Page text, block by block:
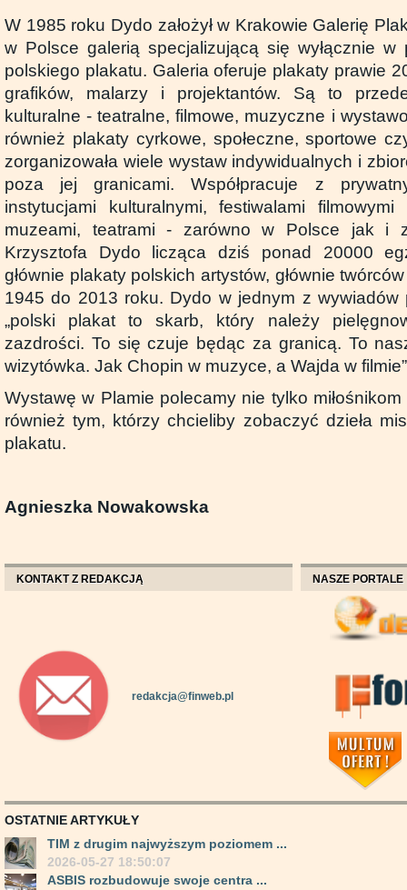
W 1985 roku Dydo założył w Krakowie Galerię
w Polsce galerią specjalizującą się wyłącznie w
polskiego plakatu. Galeria oferuje plakaty prawie
grafików, malarzy i projektantów. Są to
kulturalne - teatralne, filmowe, muzyczne i
również plakaty cyrkowe, społeczne, sportowe
zorganizowała wiele wystaw indywidualnych i
poza jej granicami. Współpracuje z
instytucjami kulturalnymi, festiwalami
muzeami, teatrami - zarówno w Polsce jak i
Krzysztofa Dydo licząca dziś ponad 20000
głównie plakaty polskich artystów, głównie
1945 do 2013 roku. Dydo w jednym z wywiadów
„polski plakat to skarb, który należy
zazdrości. To się czuje będąc za granicą. To
wizytówka. Jak Chopin w muzyce, a Wajda w
Wystawę w Plamie polecamy nie tylko
również tym, którzy chcieliby zobaczyć dzieła
plakatu.
Agnieszka Nowakowska
KONTAKT Z REDAKCJĄ
redakcja@finweb.pl
NASZE PORTALE
OSTATNIE ARTYKUŁY
TIM z drugim najwyższym poziomem ...
2026-05-27 18:50:07
ASBIS rozbudowuje swoje centra ...